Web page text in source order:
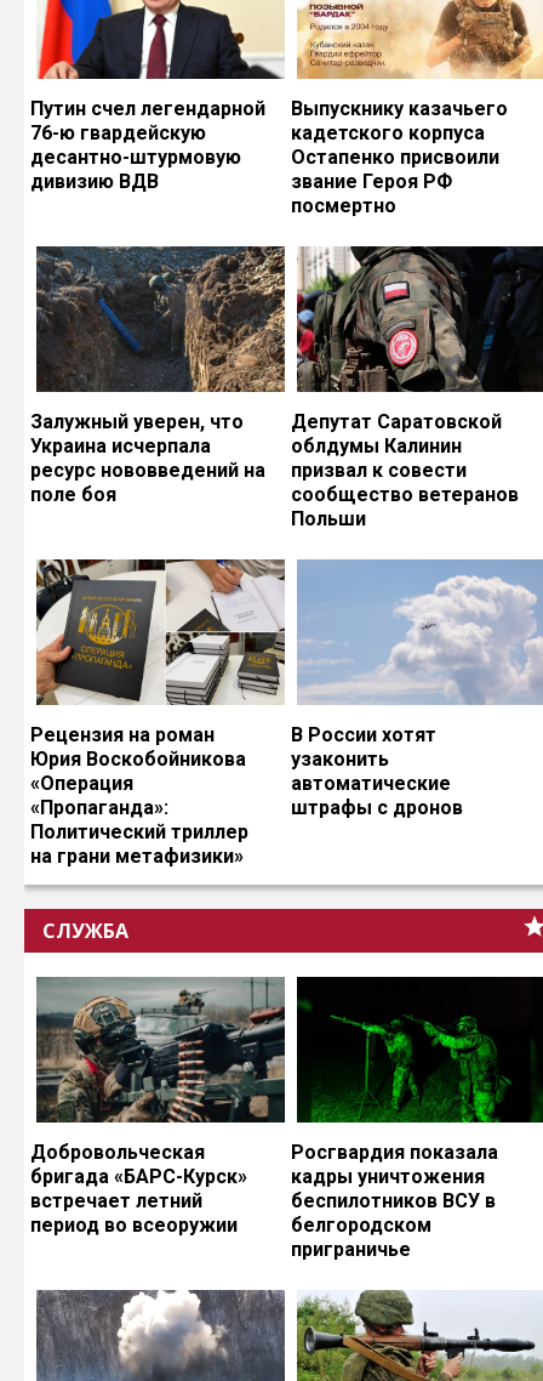
Путин счел легендарной
76-ю гвардейскую
десантно-штурмовую
дивизию ВДВ
Выпускнику казачьего
кадетского корпуса
Остапенко присвоили
звание Героя РФ
посмертно
Залужный уверен, что
Украина исчерпала
ресурс нововведений на
поле боя
Депутат Саратовской
облдумы Калинин
призвал к совести
сообщество ветеранов
Польши
Рецензия на роман
Юрия Воскобойникова
«Операция
«Пропаганда»:
Политический триллер
на грани метафизики»
В России хотят
узаконить
автоматические
штрафы с дронов
СЛУЖБА
Добровольческая
бригада «БАРС-Курск»
встречает летний
период во всеоружии
Росгвардия показала
кадры уничтожения
беспилотников ВСУ в
белгородском
приграничье